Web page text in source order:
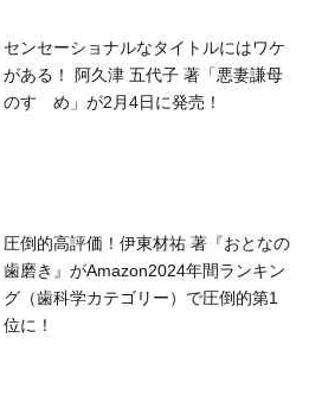
センセーショナルなタイトルにはワケ
がある！ 阿久津 五代子 著「悪妻謙母
のすゝめ」が2月4日に発売！
圧倒的高評価！伊東材祐 著『おとなの
歯磨き』がAmazon2024年間ランキン
グ（歯科学カテゴリー）で圧倒的第1
位に！